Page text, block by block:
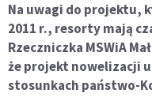
Na uwagi do projektu,
2011 r., resorty mają
Rzeczniczka MSWiA
że projekt nowelizacji
stosunkach państwo-